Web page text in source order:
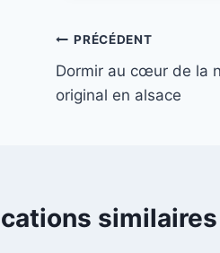
Navigation
de
PRÉCÉDENT
Dormir au cœur de la
original en alsace
similaires